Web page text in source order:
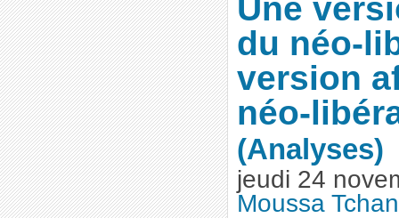
du néo-
version
néo-
(Analyses)
jeudi 24
Moussa